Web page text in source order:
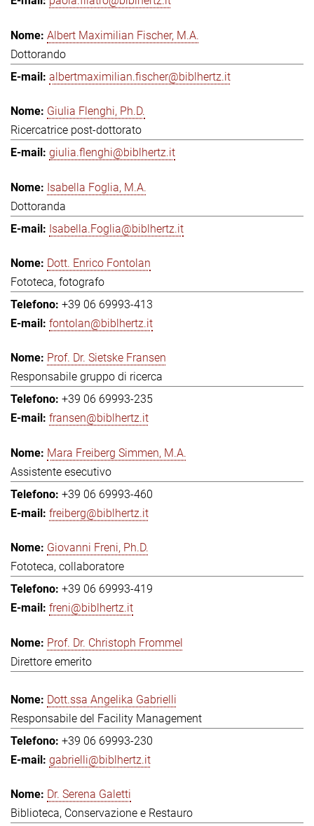
Albert Maximilian Fischer, M.A.
Dottorando
albertmaximilian.fischer@biblhertz.it
Giulia Flenghi, Ph.D.
Ricercatrice post-dottorato
giulia.flenghi@biblhertz.it
Isabella Foglia, M.A.
Dottoranda
Isabella.Foglia@biblhertz.it
Dott. Enrico Fontolan
Fototeca, fotografo
+39 06 69993-413
fontolan@biblhertz.it
Prof. Dr. Sietske Fransen
Responsabile gruppo di ricerca
+39 06 69993-235
fransen@biblhertz.it
Mara Freiberg Simmen, M.A.
Assistente esecutivo
+39 06 69993-460
freiberg@biblhertz.it
Giovanni Freni, Ph.D.
Fototeca, collaboratore
+39 06 69993-419
freni@biblhertz.it
Prof. Dr. Christoph Frommel
Direttore emerito
Dott.ssa Angelika Gabrielli
Responsabile del Facility Management
+39 06 69993-230
gabrielli@biblhertz.it
Dr. Serena Galetti
Biblioteca, Conservazione e Restauro